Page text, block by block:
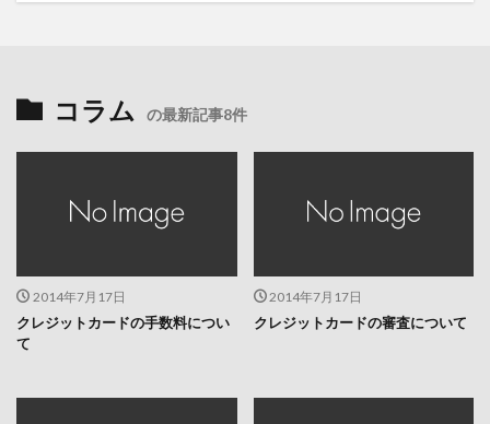
コラム の最新記事8件
2014年7月17日
クレジットカードの手数料につい
て
2014年7月17日
クレジットカードの審査について